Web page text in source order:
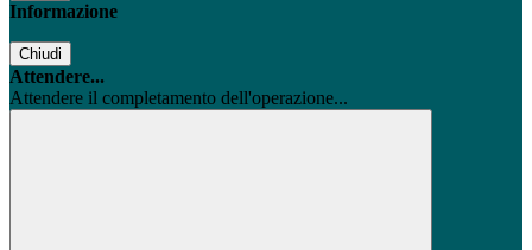
Informazione
Chiudi
Attendere...
Attendere il completamento dell'operazione...